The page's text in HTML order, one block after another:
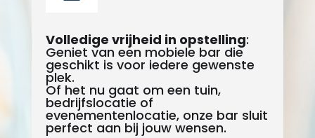
Volledige vrijheid in opstelling:
Geniet van een mobiele bar die
geschikt is voor iedere gewenste
plek.
Of het nu gaat om een tuin,
bedrijfslocatie of
evenementenlocatie, onze bar sluit
perfect aan bij jouw wensen.